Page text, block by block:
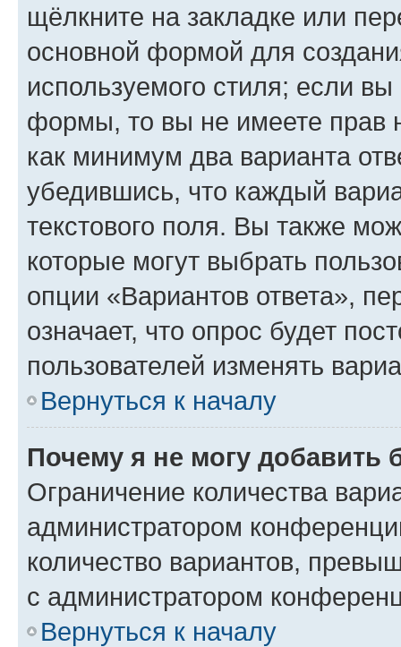
щёлкните на закладке или
основной формой для
используемого стиля; если
формы, то вы не имеете прав
как минимум два варианта
убедившись, что каждый
текстового поля. Вы также
которые могут выбрать
опции «Вариантов ответа»,
означает, что опрос будет
пользователей изменять
Вернуться к началу
Почему я не могу добавить
Ограничение количества
администратором
количество вариантов,
с администратором
Вернуться к началу